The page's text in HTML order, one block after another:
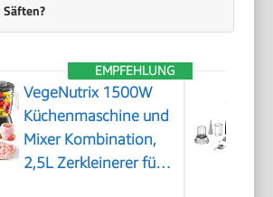
EMPFEHLUNG
VegeNutrix 1500W
Küchenmaschine und
Mixer Kombination,
2,5L Zerkleinerer für